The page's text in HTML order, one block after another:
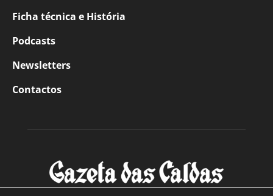
Ficha técnica e História
Podcasts
Newsletters
Contactos